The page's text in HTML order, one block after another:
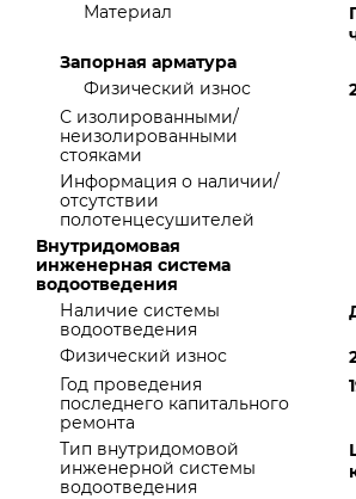
Материал
Запорная арматура
Физический износ
С изолированными/
неизолированными
стояками
Информация о наличии/
отсутствии
полотенцесушителей
Внутридомовая
инженерная система
водоотведения
Наличие системы
водоотведения
Физический износ
Год проведения
последнего капитального
ремонта
Тип внутридомовой
инженерной системы
водоотведения